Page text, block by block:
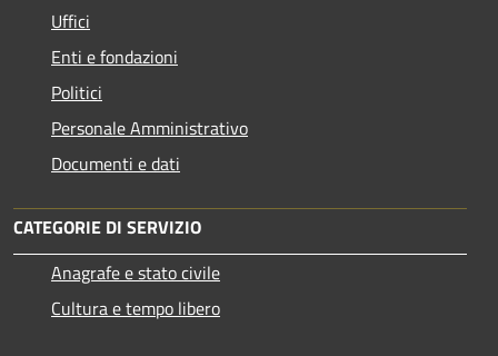
Uffici
Enti e fondazioni
Politici
Personale Amministrativo
Documenti e dati
CATEGORIE DI SERVIZIO
Anagrafe e stato civile
Cultura e tempo libero